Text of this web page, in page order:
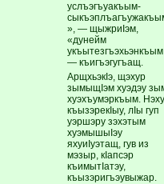
услъэгъуакъым-
», — щыжриIэм,
«дунейм
— къигъэгугъащ.
АрщхьэкIэ, щэхур
зымыщIэм хуэдэу
хуэхъумэркъым.
къызэрекIыу, лIы гуп
уэршэру зэхэтым
хуэмышыIэу
яхуиIуэтащ, гув из
мэзыр, кIапсэр
къимытIатэу,
къызэригъэувыжар.